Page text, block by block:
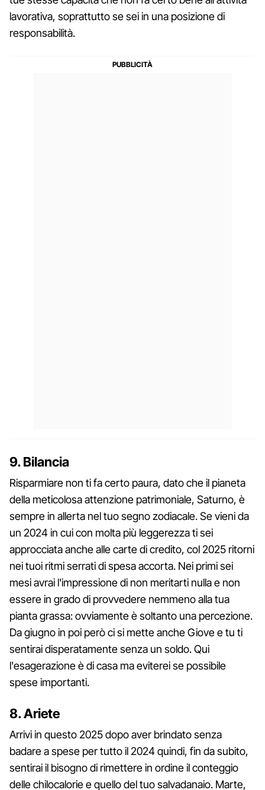
lavorativa, soprattutto se sei in una posizione di
responsabilità.
9. Bilancia
Risparmiare non ti fa certo paura, dato che il pianeta
della meticolosa attenzione patrimoniale, Saturno, è
sempre in allerta nel tuo segno zodiacale. Se vieni da
un 2024 in cui con molta più leggerezza ti sei
approcciata anche alle carte di credito, col 2025 ritorni
nei tuoi ritmi serrati di spesa accorta. Nei primi sei
mesi avrai l'impressione di non meritarti nulla e non
essere in grado di provvedere nemmeno alla tua
pianta grassa: ovviamente è soltanto una percezione.
Da giugno in poi però ci si mette anche Giove e tu ti
sentirai disperatamente senza un soldo. Qui
l'esagerazione è di casa ma eviterei se possibile
spese importanti.
8. Ariete
Arrivi in questo 2025 dopo aver brindato senza
badare a spese per tutto il 2024 quindi, fin da subito,
sentirai il bisogno di rimettere in ordine il conteggio
delle chilocalorie e quello del tuo salvadanaio. Marte,